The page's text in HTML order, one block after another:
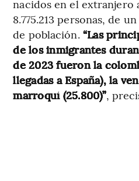
nacidos en el extranjero
8.775.213 personas, de
de población.“Las
de los inmigrantes
de 2023 fueron la
llegadas a España), la
marroquí (25.800)”,